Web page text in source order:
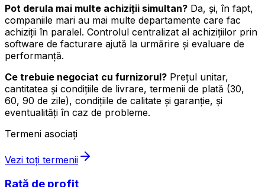
Pot derula mai multe achiziții simultan? Da, și, în fapt,
companiile mari au mai multe departamente care fac
achiziții în paralel. Controlul centralizat al achizițiilor prin
software de facturare ajută la urmărire și evaluare de
performanță.
Ce trebuie negociat cu furnizorul? Prețul unitar,
cantitatea și condițiile de livrare, termenii de plată (30,
60, 90 de zile), condițiile de calitate și garanție, și
eventualități în caz de probleme.
Termeni asociați
Vezi toți termenii
Rată de profit